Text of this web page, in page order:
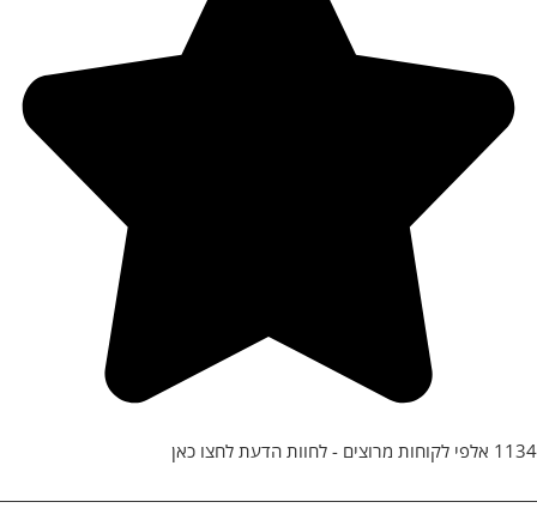
1134 אלפי לקוחות מרוצים - לחוות הדעת לחצו כאן